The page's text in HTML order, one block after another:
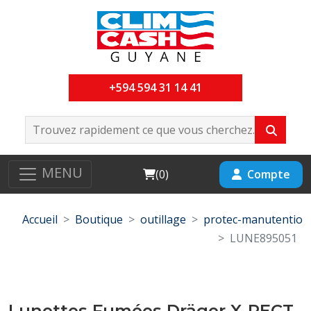
+594 594 31 14 41
MENU Cart
(0) Compte
Accueil Boutique outillage
protec-manutentio
LUNE895051